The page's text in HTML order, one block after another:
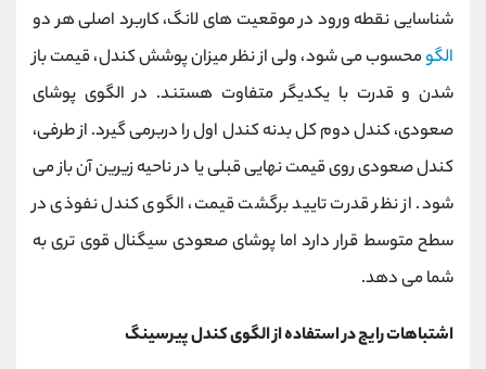
شناسایی نقطه ورود در موقعیت های لانگ، کاربرد اصلی هر دو
الگومحسوب می شود، ولی از نظر میزان پوشش کندل، قیمت باز
شدن و قدرت با یکدیگر متفاوت هستند. در الگوی پوشای
صعودی، کندل دوم کل بدنه کندل اول را دربرمی گیرد. از طرفی،
کندل صعودی روی قیمت نهایی قبلی یا در ناحیه زیرین آن باز می
شود. از نظر قدرت تایید برگشت قیمت، الگوی کندل نفوذی در
سطح متوسط قرار دارد اما پوشای صعودی سیگنال قوی تری به
شما می دهد.
اشتباهات رایج در استفاده از الگوی کندل پیرسینگ